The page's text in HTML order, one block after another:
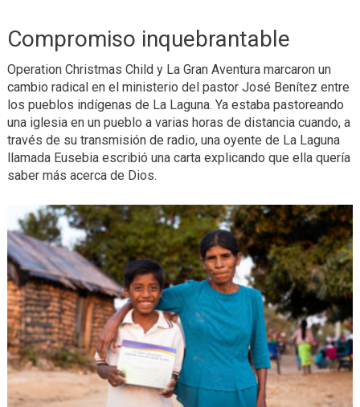
Compromiso inquebrantable
Operation Christmas Child y La Gran Aventura marcaron un
cambio radical en el ministerio del pastor José Benítez entre
los pueblos indígenas de La Laguna. Ya estaba pastoreando
una iglesia en un pueblo a varias horas de distancia cuando, a
través de su transmisión de radio, una oyente de La Laguna
llamada Eusebia escribió una carta explicando que ella quería
saber más acerca de Dios.